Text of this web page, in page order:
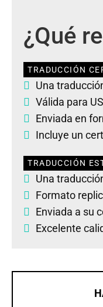
¿Qué
TRADUCCIÓN
Una
Válida para
Enviada en
Incluye un
TRADUCCIÓN
Una
Formato
Enviada a su
Excelente